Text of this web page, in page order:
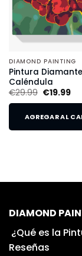
DIAMOND PAINTING
Pintura
Caléndula
€29.99 €19.99
AGREGAR AL
DIAMOND
¿Qué es la
Reseñas